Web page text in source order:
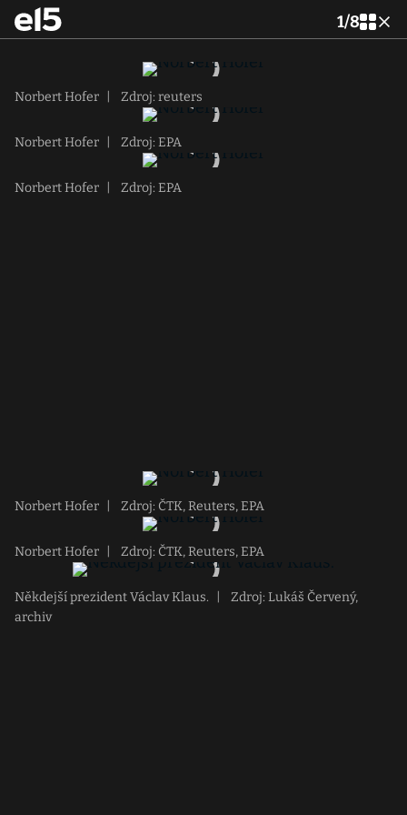
1/8
Norbert Hofer Zdroj: reuters
Norbert Hofer Zdroj: EPA
Norbert Hofer Zdroj: EPA
Norbert Hofer Zdroj: ČTK, Reuters, EPA
Norbert Hofer Zdroj: ČTK, Reuters, EPA
Někdejší prezident Václav Klaus.
Zdroj: Lukáš Červený,
archiv